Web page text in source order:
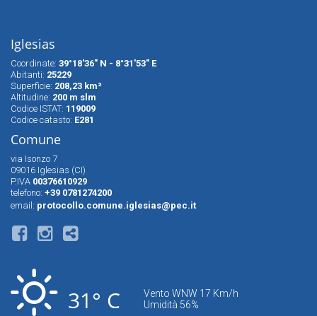
Iglesias
Coordinate: 39°18'36" N - 8°31'53" E
Abitanti: 25229
Superfìcie: 208,23 km²
Altitudine: 200 m slm
Codice ISTAT: 119009
Codice catasto: E281
Comune
via Isonzo 7
09016 Iglesias (CI)
P.IVA 00376610929
telefono: +39 0781274200
email: protocollo.comune.iglesias@pec.it
31° C
Vento WNW 17 Km/h
Umidità 56%